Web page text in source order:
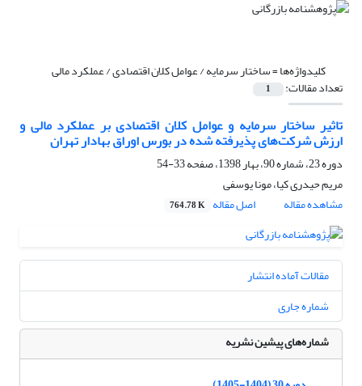
کلیدواژه‌ها =ساختار سرمایه / عوامل کلان اقتصادی / عملکرد مالی
تعداد مقالات: 1
تاثیر ساختار سرمایه و عوامل کلان اقتصادی بر عملکرد مالی و
ارزش شرکت‌های پذیرفته شده در بورس اوراق بهادار تهران
دوره 23، شماره 90، بهار 1398، صفحه
33-54
مریم حیدری کیا، مونا یوسفی
مشاهده مقاله
اصل مقاله 764.78 K
مقالات آماده انتشار
شماره جاری
شماره‌های پیشین نشریه